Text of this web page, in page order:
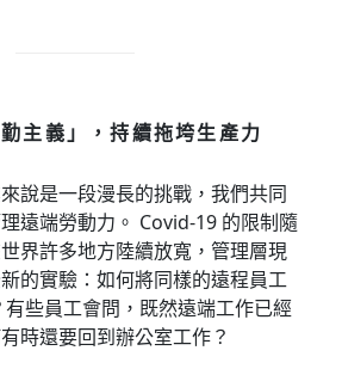
主義」，持續拖垮生產力
說是一段漫長的挑戰，我們共同
遠端勞動力。 Covid-19 的限制隨
界許多地方陸續放寬，管理層現
的實驗：如何將同樣的遠程員工
些員工會問，既然遠端工作已經
時還要回到辦公室工作？